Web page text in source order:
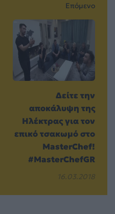
Επόμενο
Δείτε την
αποκάλυψη της
Ηλέκτρας για τον
επικό τσακωμό στο
MasterChef!
#MasterChefGR
16.03.2018